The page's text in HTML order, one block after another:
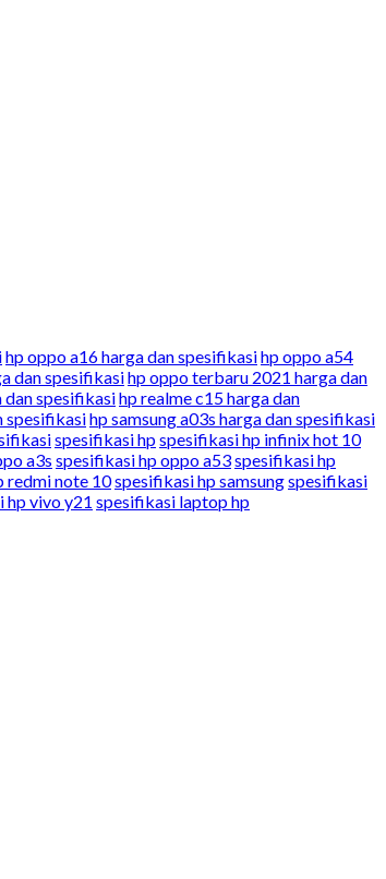
hp oppo a16 harga dan spesifikasihp oppo a54
dan spesifikasihp oppo terbaru 2021 harga dan
dan spesifikasihp realme c15 harga dan
spesifikasihp samsung a03s harga dan spesifikasi
spesifikasi hpspesifikasi hp infinix hot 10
a3s spesifikasi hp oppo a53spesifikasi hp
redmi note 10spesifikasi hp samsungspesifikasi
hp vivo y21 spesifikasi laptop hp